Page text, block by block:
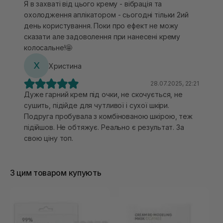
Я в захваті від цього крему - вібрація та
охолодження аплікатором - сьогодні тільки 2ий
день користування. Поки про ефект не можу
сказати але задоволення при нанесені крему
колосальне!🤩
Х Христина
28.07.2025, 22:21
Дуже гарний крем під очки, не скочується, не
сушить, підійде для чутливої і сухої шкіри.
Подруга пробувала з комбінованою шкірою, теж
підійшов. Не обтяжує. Реально є результат. За
свою ціну топ.
З цим товаром купують